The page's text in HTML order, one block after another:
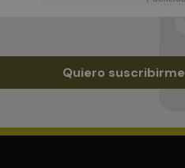
Quiero suscribirme